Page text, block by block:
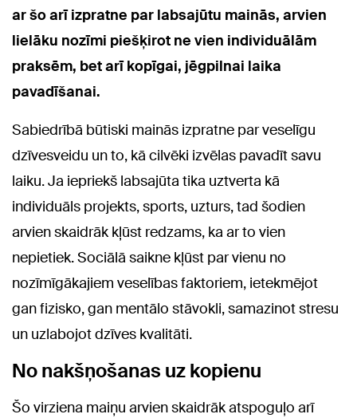
ar šo arī izpratne par labsajūtu mainās, arvien
lielāku nozīmi piešķirot ne vien individuālām
praksēm, bet arī kopīgai, jēgpilnai laika
pavadīšanai.
Sabiedrībā būtiski mainās izpratne par veselīgu
dzīvesveidu un to, kā cilvēki izvēlas pavadīt savu
laiku. Ja iepriekš labsajūta tika uztverta kā
individuāls projekts, sports, uzturs, tad šodien
arvien skaidrāk kļūst redzams, ka ar to vien
nepietiek. Sociālā saikne kļūst par vienu no
nozīmīgākajiem veselības faktoriem, ietekmējot
gan fizisko, gan mentālo stāvokli, samazinot stresu
un uzlabojot dzīves kvalitāti.
No nakšņošanas uz kopienu
Šo virziena maiņu arvien skaidrāk atspoguļo arī